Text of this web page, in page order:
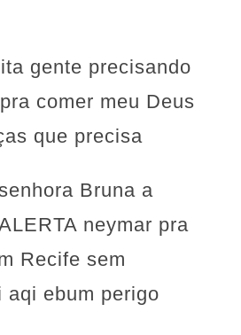
gente precisando
comer meu Deus
que precisa
Bruna a
neymar pra
Recife sem
aqi ebum perigo